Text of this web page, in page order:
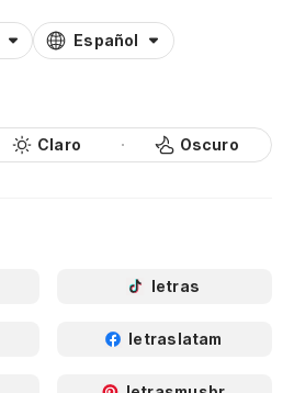
Español
Claro Oscuro
letras
letraslatam